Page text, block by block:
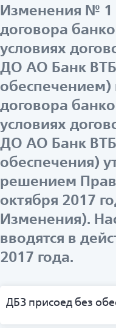
Изменения №
договора
условиях
ДО АО Банк ВТБ
договора
условиях
ДО АО Банк ВТБ
обеспечения)
решением
октября 2017
Изменения).
вводятся в
2017 года.
ДБЗ присоед без